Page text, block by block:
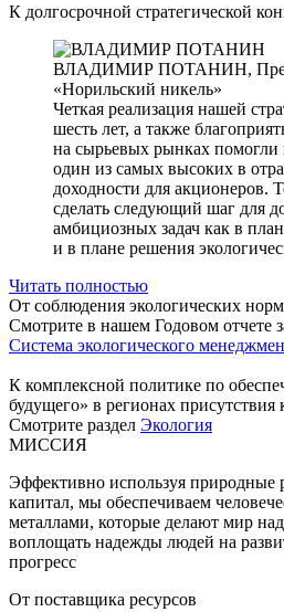
К долгосрочной стратегической
ВЛАДИМИР ПОТАНИН,
«Норильский никель»
Четкая реализация нашей
шесть лет, а также
на сырьевых рынках помогли
один из самых высоких в
доходности для акционеров.
сделать следующий шаг для
амбициозных задач как в
и в плане решения
Читать полностью
От соблюдения экологических норм
Смотрите в нашем Годовом отчете
Система экологического
К комплексной политике по
будущего» в регионах присутствия
Смотрите раздел Экология
МИССИЯ
Эффективно используя природные
капитал, мы обеспечиваем
металлами, которые делают мир
воплощать надежды людей на
прогресс
От поставщика ресурсов